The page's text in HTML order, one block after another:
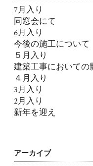
7月入り
同窓会にて
6月入り
今後の施工について
５月入り
建築工事においての
４月入り
3月入り
2月入り
新年を迎え
アーカイブ